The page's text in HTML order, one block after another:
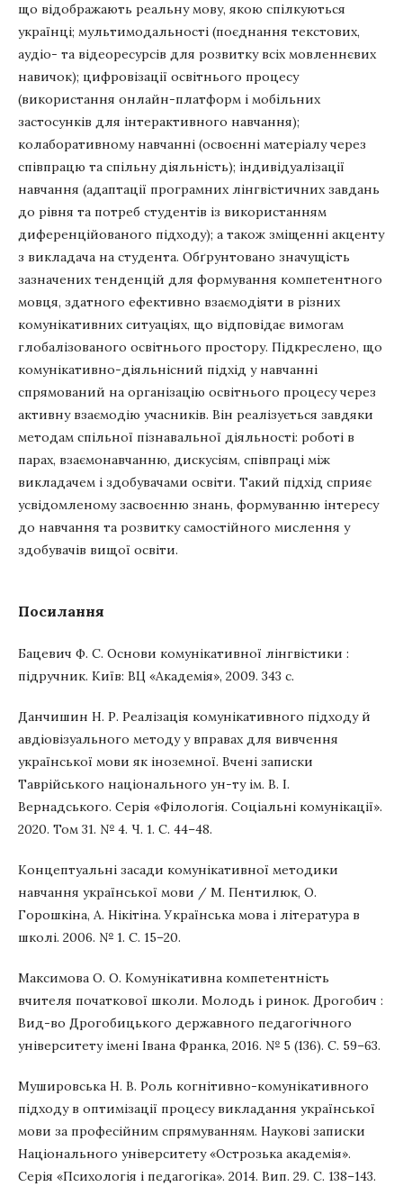
що відображають реальну мову, якою спілкуються
українці; мультимодальності (поєднання текстових,
аудіо- та відеоресурсів для розвитку всіх мовленнєвих
навичок); цифровізації освітнього процесу
(використання онлайн-платформ і мобільних
застосунків для інтерактивного навчання);
колаборативному навчанні (освоєнні матеріалу через
співпрацю та спільну діяльність); індивідуалізації
навчання (адаптації програмних лінгвістичних завдань
до рівня та потреб студентів із використанням
диференційованого підходу); а також зміщенні акценту
з викладача на студента. Обґрунтовано значущість
зазначених тенденцій для формування компетентного
мовця, здатного ефективно взаємодіяти в різних
комунікативних ситуаціях, що відповідає вимогам
глобалізованого освітнього простору. Підкреслено, що
комунікативно-діяльнісний підхід у навчанні
спрямований на організацію освітнього процесу через
активну взаємодію учасників. Він реалізується завдяки
методам спільної пізнавальної діяльності: роботі в
парах, взаємонавчанню, дискусіям, співпраці між
викладачем і здобувачами освіти. Такий підхід сприяє
усвідомленому засвоєнню знань, формуванню інтересу
до навчання та розвитку самостійного мислення у
здобувачів вищої освіти.
Посилання
Бацевич Ф. С. Основи комунікативної лінгвістики :
підручник. Київ: ВЦ «Академія», 2009. 343 с.
Данчишин Н. Р. Реалізація комунікативного підходу й
авдіовізуального методу у вправах для вивчення
української мови як іноземної. Вчені записки
Таврійського національного ун-ту ім. В. І.
Вернадського. Серія «Філологія. Соціальні комунікації».
2020. Том 31. № 4. Ч. 1. С. 44–48.
Концептуальні засади комунікативної методики
навчання української мови / М. Пентилюк, О.
Горошкіна, А. Нікітіна. Українська мова і література в
школі. 2006. № 1. С. 15–20.
Максимова О. О. Комунікативна компетентність
вчителя початкової школи. Молодь і ринок. Дрогобич :
Вид-во Дрогобицького державного педагогічного
університету імені Івана Франка, 2016. № 5 (136). С. 59–63.
Мушировська Н. В. Роль когнітивно-комунікативного
підходу в оптимізації процесу викладання української
мови за професійним спрямуванням. Наукові записки
Національного університету «Острозька академія».
Серія «Психологія і педагогіка». 2014. Вип. 29. С. 138–143.